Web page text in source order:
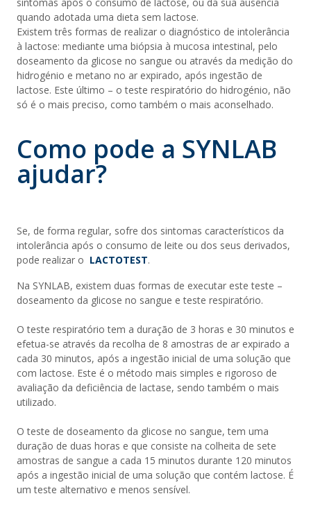
quando adotada uma dieta sem lactose.
Existem três formas de realizar o diagnóstico de intolerância
à lactose: mediante uma biópsia à mucosa intestinal, pelo
doseamento da glicose no sangue ou através da medição do
hidrogénio e metano no ar expirado, após ingestão de
lactose. Este último – o teste respiratório do hidrogénio, não
só é o mais preciso, como também o mais aconselhado.
Como pode a SYNLAB
ajudar?
Se, de forma regular, sofre dos sintomas característicos da
intolerância após o consumo de leite ou dos seus derivados,
pode realizar o LACTOTEST.
Na SYNLAB, existem duas formas de executar este teste –
doseamento da glicose no sangue e teste respiratório.
O teste respiratório tem a duração de 3 horas e 30 minutos e
efetua-se através da recolha de 8 amostras de ar expirado a
cada 30 minutos, após a ingestão inicial de uma solução que
com lactose. Este é o método mais simples e rigoroso de
avaliação da deficiência de lactase, sendo também o mais
utilizado.
O teste de doseamento da glicose no sangue, tem uma
duração de duas horas e que consiste na colheita de sete
amostras de sangue a cada 15 minutos durante 120 minutos
após a ingestão inicial de uma solução que contém lactose. É
um teste alternativo e menos sensível.